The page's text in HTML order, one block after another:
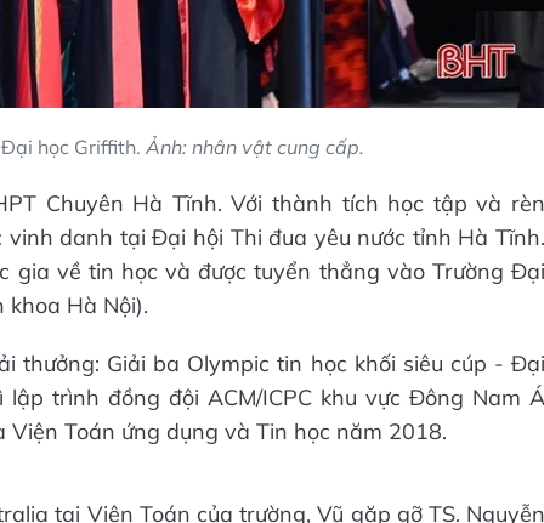
học Griffith. Ảnh: nhân vật cung cấp.
Chuyên Hà Tĩnh. Với thành tích học tập và rèn
danh tại Đại hội Thi đua yêu nước tỉnh Hà Tĩnh.
gia về tin học và được tuyển thẳng vào Trường Đại
Hà Nội).
thưởng: Giải ba Olympic tin học khối siêu cúp - Đại
trình đồng đội ACM/ICPC khu vực Đông Nam Á
Toán ứng dụng và Tin học năm 2018.
tại Viện Toán của trường, Vũ gặp gỡ TS. Nguyễn